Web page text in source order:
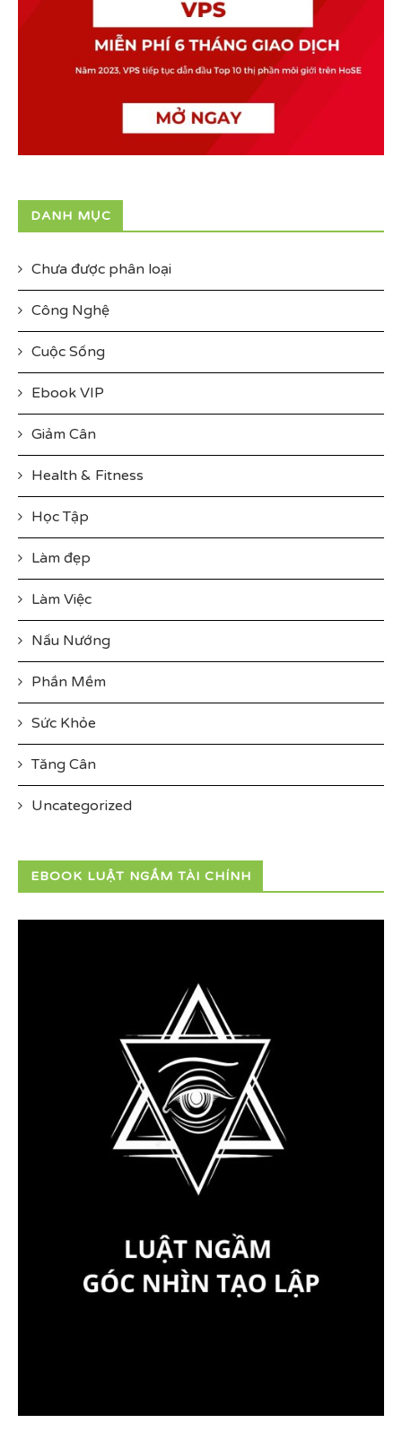
DANH MỤC
Chưa được phân loại
Công Nghệ
Cuộc Sống
Ebook VIP
Giảm Cân
Health & Fitness
Học Tập
Làm đẹp
Làm Việc
Nấu Nướng
Phần Mềm
Sức Khỏe
Tăng Cân
Uncategorized
EBOOK LUẬT NGẦM TÀI CHÍNH